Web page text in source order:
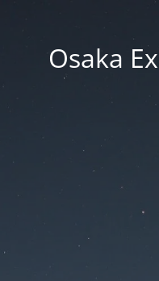
Osaka